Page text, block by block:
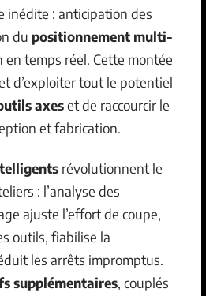
inédite : anticipation des
du positionnement multi-
en temps réel. Cette montée
d’exploiter tout le potentiel
axeset de raccourcir le
et fabrication.
révolutionnent le
: l’analyse des
ajuste l’effort de coupe,
outils, fiabilise la
les arrêts impromptus.
supplémentaires, couplés